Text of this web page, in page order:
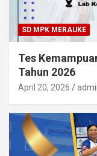
SD MPK MERAUKE
Tes
Tahun 2026
April 20, 2026